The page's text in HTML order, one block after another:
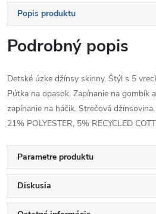
Popis produktu
Podrobný popis
Detské úzke džínsy skinny. Štýl s 5
Pútka na opasok. Zapínanie na gombík
zapínanie na háčik. Strečová
21% POLYESTER, 5% RECYCLED
Parametre produktu
Diskusia